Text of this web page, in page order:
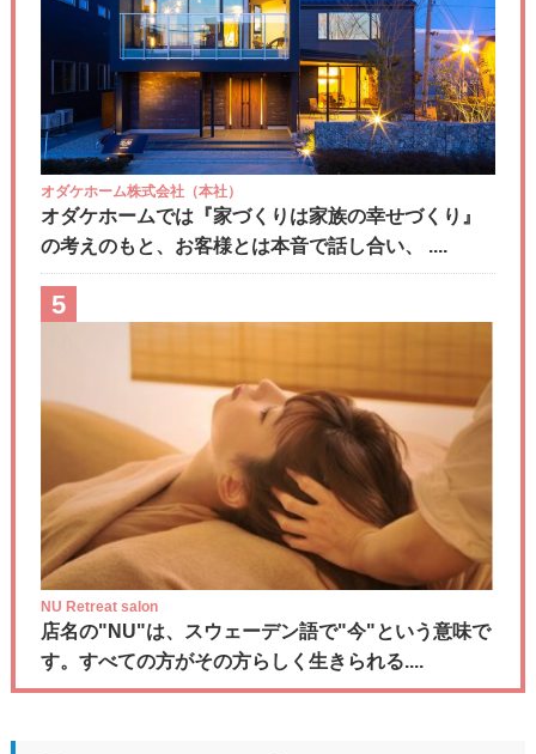
オダケホーム株式会社（本社）
オダケホームでは『家づくりは家族の幸せづくり』
の考えのもと、お客様とは本音で話し合い、 ....
5
NU Retreat salon
店名の"NU"は、スウェーデン語で"今"という意味で
す。すべての方がその方らしく生きられる....